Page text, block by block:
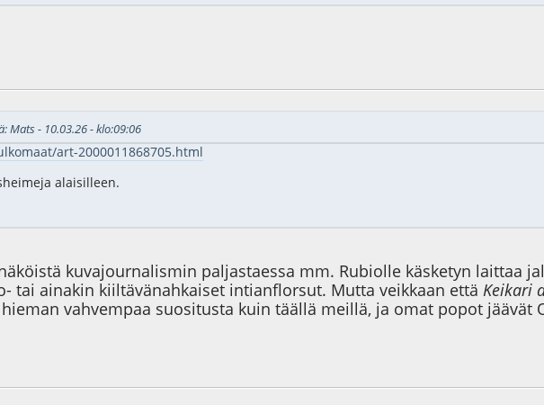
Mats - 10.03.26 - klo:09:06
art-2000011868705.html
alaisilleen.
kuvajournalismin paljastaessa mm. Rubiolle käsketyn laittaa
tai ainakin kiiltävänahkaiset intianflorsut. Mutta veikkaan ettäKeikari
vahvempaa suositusta kuin täällä meillä, ja omat popot jäävät